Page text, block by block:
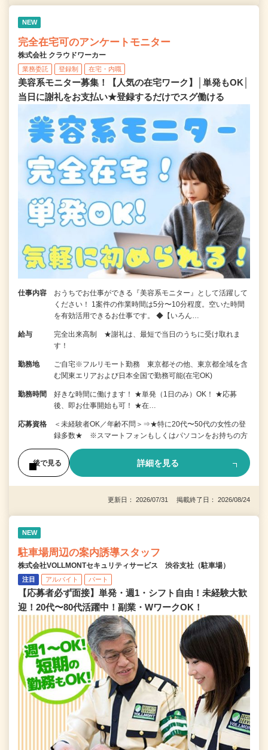
NEW
完全在宅可のアンケートモニター
株式会社 クラウドワーカー
業務委託 登録制 在宅・内職
美容系モニター募集！【人気の在宅ワーク】│単発もOK│
当日に謝礼をお支払い★登録するだけでスグ働ける
仕事内容
おうちでお仕事ができる『美容系モニター』として活躍して
ください！ 1案件の作業時間は5分〜10分程度。空いた時間
を有効活用できるお仕事です。 ◆【いろん…
給与
完全出来高制 ★謝礼は、最短で当日のうちに受け取れま
す！
勤務地
ご自宅※フルリモート勤務 東京都その他、東京都全域を含
む関東エリアおよび日本全国で勤務可能(在宅OK)
勤務時間
好きな時間に働けます！ ★単発（1日のみ）OK！ ★応募
後、即お仕事開始も可！ ★在…
応募資格
＜未経験者OK／年齢不問＞⇒★特に20代〜50代の女性の登
録多数★ ※スマートフォンもしくはパソコンをお持ちの方
後で見る 詳細を見る
更新日： 2026/07/31 掲載終了日： 2026/08/24
NEW
駐車場周辺の案内誘導スタッフ
株式会社VOLLMONTセキュリティサービス 渋谷支社（駐車場）
注目 アルバイト パート
【応募者必ず面接】単発・週1・シフト自由！未経験大歓
迎！20代〜80代活躍中！副業・WワークOK！